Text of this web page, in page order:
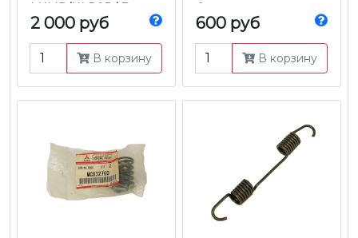
| NMR/NLR85 / Fuso
Canter / Hino-300 У/К |
Koyo
2 000 руб
В корзину
Оригинал
600 руб
В корзину